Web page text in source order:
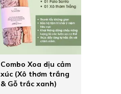
Combo Xoa dịu cảm
xúc (Xô thơm trắng
& Gỗ trắc xanh)